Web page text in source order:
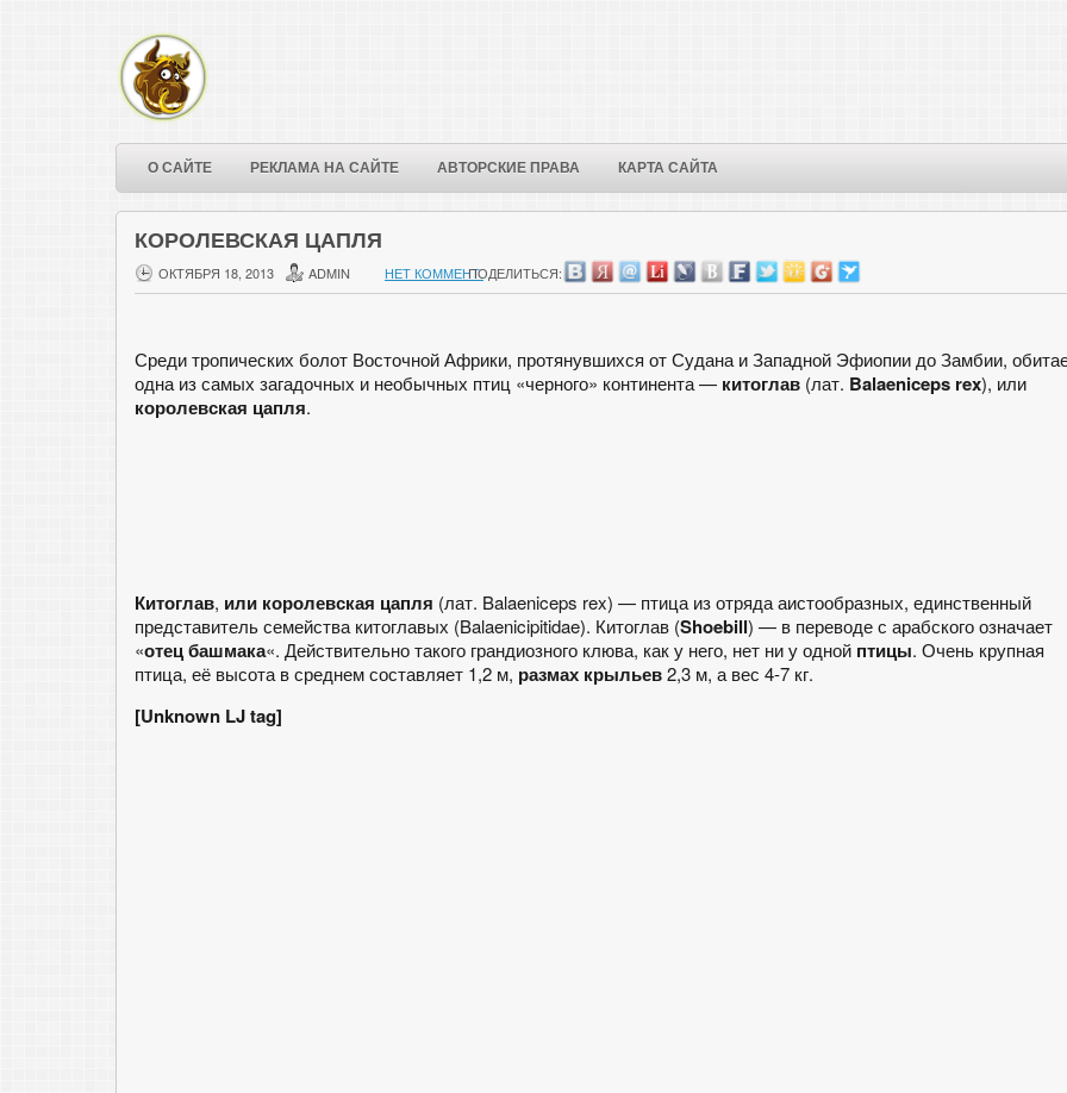
О САЙТЕ РЕКЛАМА НА САЙТЕ АВТОРСКИЕ ПРАВА КАРТА САЙТА
КОРОЛЕВСКАЯ ЦАПЛЯ
ОКТЯБРЯ 18, 2013 ADMIN НЕТ КОММЕНТ.ПОДЕЛИТЬСЯ:
Среди тропических болот Восточной Африки, протянувшихся от Судана и Западной Эфиопии до Замбии,
одна из самых загадочных и необычных птиц «черного» континента — китоглав (лат. Balaeniceps rex), или
королевская цапля.
Китоглав, или королевская цапля (лат. Balaeniceps rex) — птица из отряда аистообразных, единственный
представитель семейства китоглавых (Balaenicipitidae). Китоглав (Shoebill) — в переводе с арабского означает
«отец башмака«. Действительно такого грандиозного клюва, как у него, нет ни у одной птицы. Очень крупная
птица, её высота в среднем составляет 1,2 м, размах крыльев2,3 м, а вес 4-7 кг.
[Unknown LJ tag]